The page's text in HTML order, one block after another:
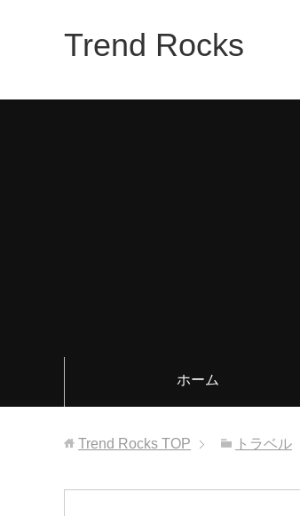
Trend Rocks
ホーム
Trend Rocks TOP トラベル